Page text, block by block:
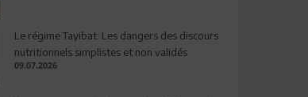
Le régime Tayibat: Les dangers des discours
nutritionnels simplistes et non validés
09.07.2026